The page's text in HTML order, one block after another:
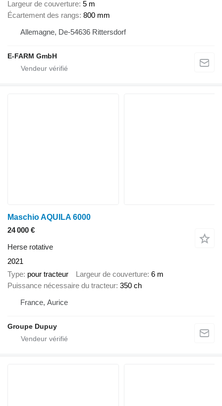
Largeur de couverture 5 m
Écartement des rangs 800 mm
Allemagne, De-54636 Rittersdorf
E-FARM GmbH
Maschio AQUILA 6000
24 000 €
Herse rotative
2021
Type pour tracteur Largeur de couverture 6 m
Puissance nécessaire du tracteur 350 ch
France, Aurice
Groupe Dupuy